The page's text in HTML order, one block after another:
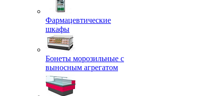
Фармацевтические
шкафы
Бонеты морозильные с
выносным агрегатом